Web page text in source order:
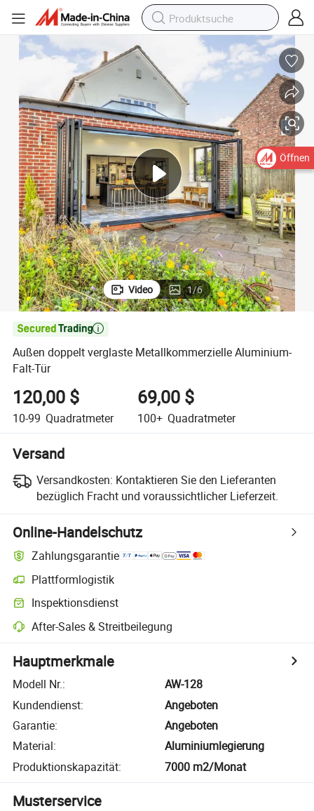
Video 1/6

Außen doppelt verglaste Metallkommerzielle Aluminium-
Falt-Tür
120,00 $
10-99 Quadratmeter
69,00 $
100+ Quadratmeter
Versand
Versandkosten: Kontaktieren Sie den Lieferanten
bezüglich Fracht und voraussichtlicher Lieferzeit.
Online-Handelschutz
Zahlungsgarantie
Plattformlogistik
Inspektionsdienst
After-Sales & Streitbeilegung
Hauptmerkmale
Modell Nr.:
AW-128
Kundendienst:
Angeboten
Garantie:
Angeboten
Material:
Aluminiumlegierung
Produktionskapazität: 7000 m2/Monat
Musterservice
Öffnen